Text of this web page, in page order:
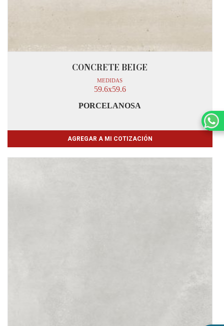
CONCRETE BEIGE
MEDIDAS
59.6x59.6
PORCELANOSA
AGREGAR A MI COTIZACIÓN